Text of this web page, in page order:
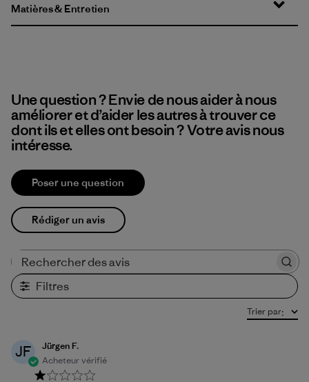
Matières & Entretien
Une question ? Envie de nous aider à nous
améliorer et d’aider les autres à trouver ce
dont ils et elles ont besoin ? Votre avis nous
intéresse.
Poser une question
Rédiger un avis
Filtres
Trier par:
JF
Jürgen F.
Acheteur vérifié